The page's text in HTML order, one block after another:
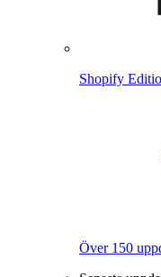
Shopify
Över 150